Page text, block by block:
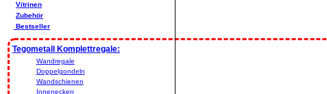
Vitrinen
Zubehör
Bestseller
Tegometall Komplettregale:
Wandregale
Doppelgondeln
Wandschienen
Innenecken